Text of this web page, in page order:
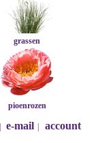
grassen
pioenrozen
e-mail account